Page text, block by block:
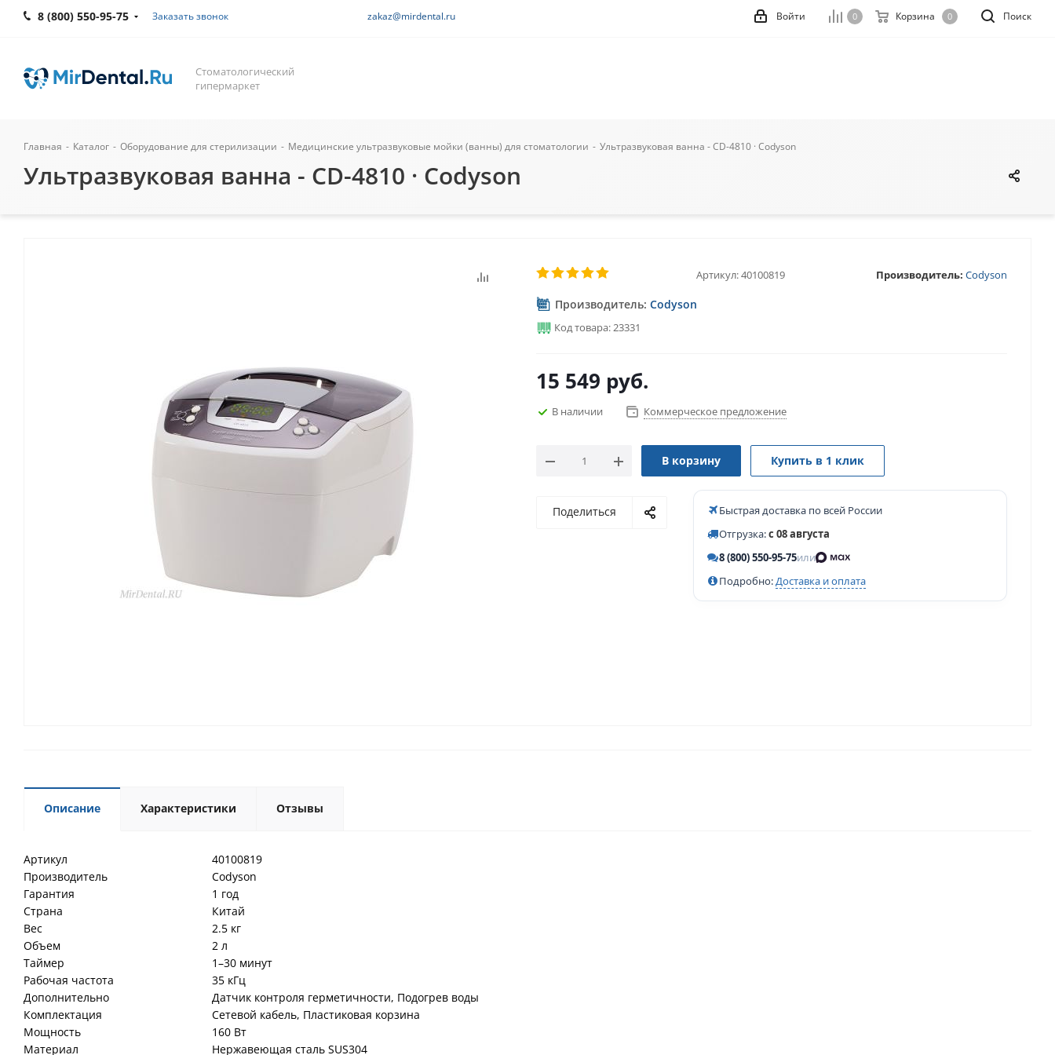
8 (800) 550-95-75 Заказать звонок zakaz@mirdental.ru Поиск
0 Корзина 0
Войти
Стоматологический
гипермаркет
Главная - Каталог - Оборудование для стерилизации - Медицинские ультразвуковые мойки (ванны) для стоматологии - Ультразвуковая ванна - CD-4810 · Codyson
Ультразвуковая ванна - CD-4810 · Codyson
Артикул:40100819 Производитель: Codyson
Производитель: Codyson
Код товара: 23331
15 549 руб.
В наличии Коммерческое предложение
В корзину Купить в 1 клик
Поделиться
Быстрая доставка по всей России
Отгрузка:с 08 августа
8 (800) 550-95-75или
Подробно:Доставка и оплата
Описание Характеристики Отзывы
Артикул
40100819
Производитель
Codyson
Гарантия
1 год
Страна
Китай
Вес
2.5 кг
Объем
2 л
Таймер
1–30 минут
Рабочая частота
35 кГц
Дополнительно
Датчик контроля герметичности, Подогрев воды
Комплектация
Сетевой кабель, Пластиковая корзина
Мощность
160 Вт
Материал
Нержавеющая сталь SUS304